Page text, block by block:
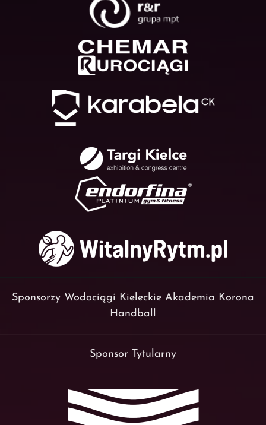
Sponsorzy Wodociągi Kieleckie Akademia Korona
Handball
Sponsor Tytularny